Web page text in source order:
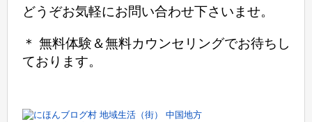
どうぞお気軽にお問い合わせ下さいませ。
＊ 無料体験＆無料カウンセリングでお待ちし
ております。